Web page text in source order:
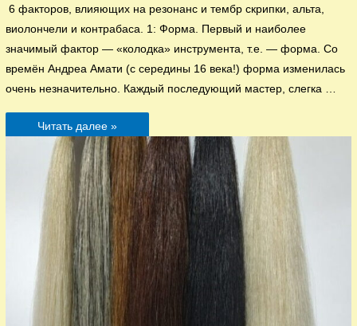
6 факторов, влияющих на резонанс и тембр скрипки, альта,
виолончели и контрабаса. 1: Форма. Первый и наиболее
значимый фактор — «колодка» инструмента, т.е. — форма. Со
времён Андреа Амати (с середины 16 века!) форма изменилась
очень незначительно. Каждый последующий мастер, слегка …
Настройка
звука
тембра
инструментов.
Читать далее »